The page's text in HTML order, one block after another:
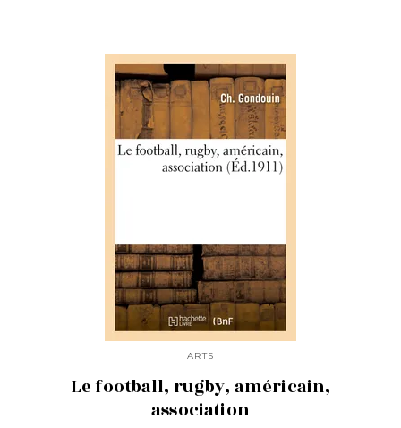
ARTS
Le football, rugby, américain,
association